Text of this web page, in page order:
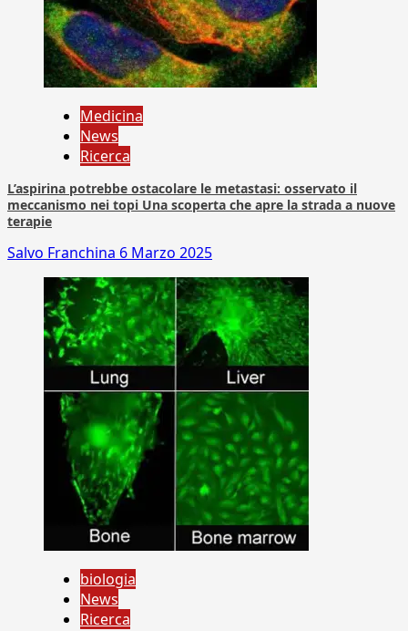
Medicina
News
Ricerca
L’aspirina potrebbe ostacolare le metastasi: osservato il
meccanismo nei topi Una scoperta che apre la strada a nuove
terapie
Salvo Franchina 6 Marzo 2025
biologia
News
Ricerca